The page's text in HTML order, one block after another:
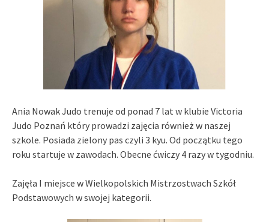
Ania Nowak Judo trenuje od ponad 7 lat w klubie Victoria
Judo Poznań który prowadzi zajęcia również w naszej
szkole. Posiada zielony pas czyli 3 kyu. Od początku tego
roku startuje w zawodach. Obecne ćwiczy 4 razy w tygodniu.
Zajęła I miejsce w Wielkopolskich Mistrzostwach Szkół
Podstawowych w swojej kategorii.